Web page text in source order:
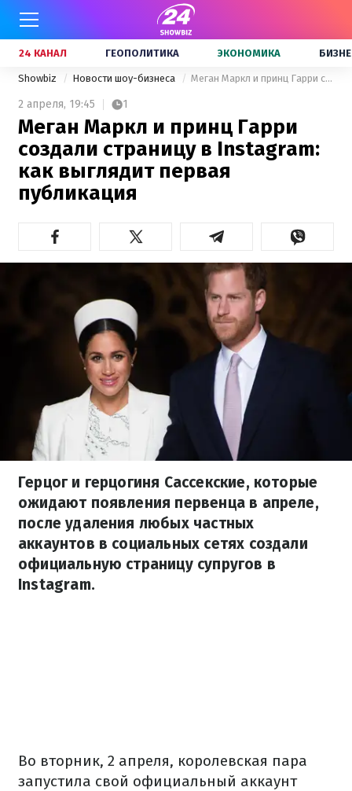
24 КАНАЛ ГЕОПОЛИТИКА ЭКОНОМИКА
Showbiz Новости шоу-бизнеса Меган Маркл и принц Гарри создали страницу в Instagram: как выглядит первая публикация
2 апреля, 19:45 1
Меган Маркл и принц Гарри
создали страницу в Instagram:
как выглядит первая
публикация
Герцог и герцогиня Сассекские, которые
ожидают появления первенца в апреле,
после удаления любых частных
аккаунтов в социальных сетях создали
официальную страницу супругов в
Instagram.
Во вторник, 2 апреля, королевская пара
запустила свой официальный аккаунт